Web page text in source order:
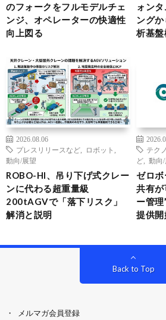
のフォークをフルモデルチェ
ンジ、オペレーターの快適性
向上図る
ォン
ング
析基
2026.08.06
プレスリリースなど
ロボット
動向/展望
ROBO-HI、吊り下げ式クレー
ンに代わる超重量級
200tAGVで「落下リスク」
解消と説明
テク
ど
動向/
ゼロ
共有が
ー管
提供開
Back to Top
メルマガ会員登録